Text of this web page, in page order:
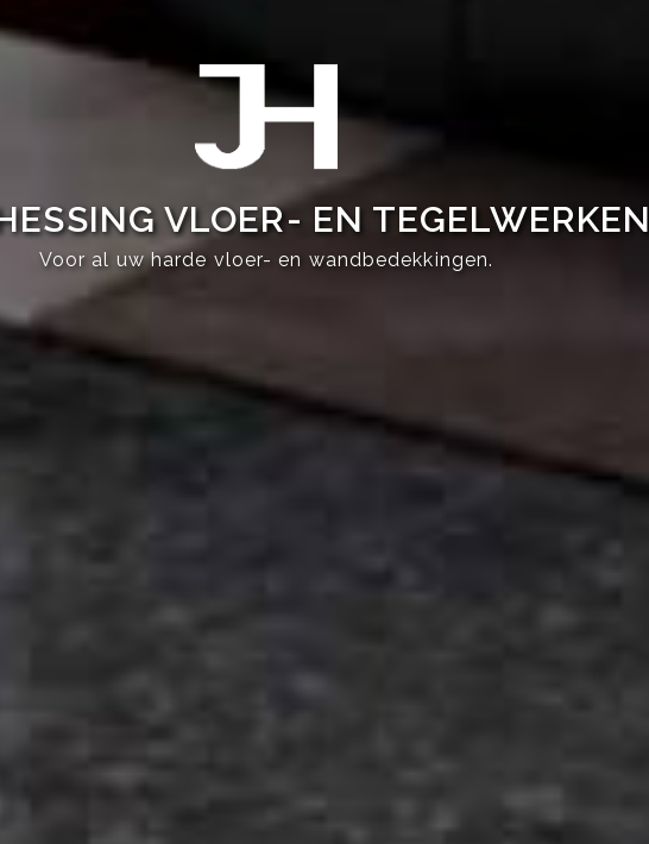
VLOER- EN TEGELWERKEN
Voor al uw harde vloer- en wandbedekkingen.